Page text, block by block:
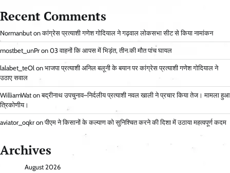
Recent Comments
Normanbut onकांग्रेस प्रत्याशी गणेश गोदियाल ने गढ़वाल लोकसभा सीट से किया नामांकन
mostbet_unPr on 03 वाहनों कि आपस में भिड़ंत, तीन की मौत पांच घायल
lalabet_teOl on भाजपा प्रत्याशी अनिल बलूनी के बयान पर कांग्रेस प्रत्याशी गणेश गोदियाल ने
उठाए सवाल
WilliamWat onबद्रीनाथ उपचुनाव–निर्दलीय प्रत्याशी नवल खाली ने प्रचार किया तेज। मामला हुआ
त्रिकोणीय।
aviator_oqkr onपीएम ने किसानों के कल्याण को सुनिश्चित करने की दिशा में उठाया महत्वपूर्ण कदम
Archives
August 2026